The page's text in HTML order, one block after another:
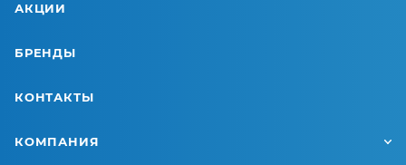
АКЦИИ
БРЕНДЫ
КОНТАКТЫ
КОМПАНИЯ